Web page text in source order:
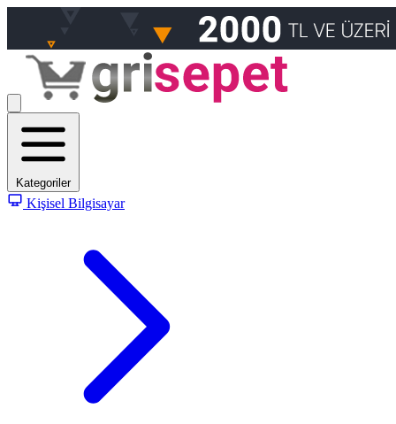
Kategoriler
Kişisel Bilgisayar